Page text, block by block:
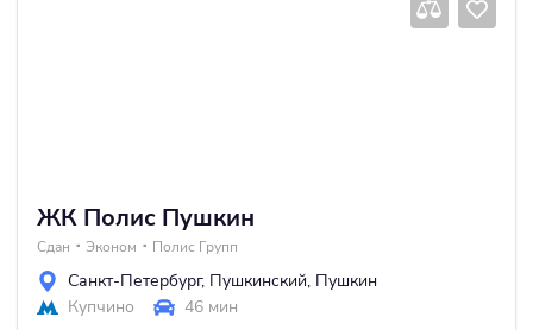
ЖК Полис Пушкин
Сдан Эконом Полис Групп
Санкт-Петербург, Пушкинский, Пушкин
Купчино
46 мин